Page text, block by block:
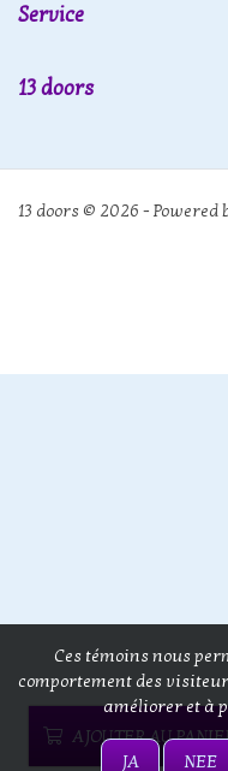
AJOUTER AU
Service
13 doors
13 doors © 2026 - Powered
Ces témoins nous
comportement des
améliorer et à
JA NEE